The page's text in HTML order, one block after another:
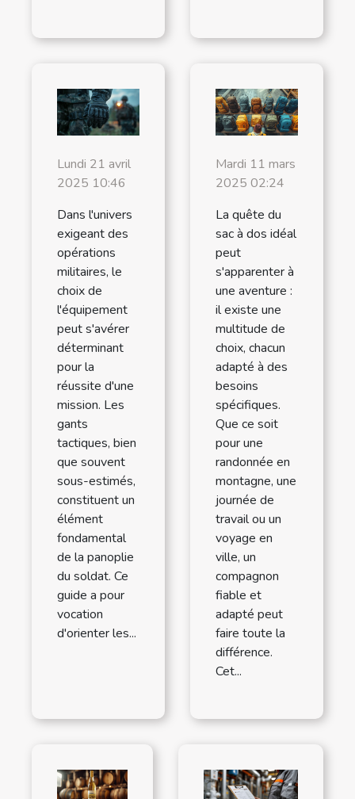
Lundi 21 avril
2025 10:46
Dans l'univers
exigeant des
opérations
militaires, le
choix de
l'équipement
peut s'avérer
déterminant
pour la
réussite d'une
mission. Les
gants
tactiques, bien
que souvent
sous-estimés,
constituent un
élément
fondamental
de la panoplie
du soldat. Ce
guide a pour
vocation
d'orienter les...
Mardi 11 mars
2025 02:24
La quête du
sac à dos idéal
peut
s'apparenter à
une aventure :
il existe une
multitude de
choix, chacun
adapté à des
besoins
spécifiques.
Que ce soit
pour une
randonnée en
montagne, une
journée de
travail ou un
voyage en
ville, un
compagnon
fiable et
adapté peut
faire toute la
différence.
Cet...